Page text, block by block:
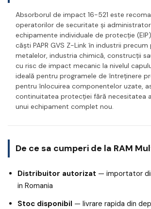
Absorborul de impact 16-521 este
operatorilor de securitate și
echipamente individuale de protecție
căști PAPR GVS Z-Link în industrii precum
metalelor, industria chimică, construcții
cu risc de impact mecanic la nivelul
ideală pentru programele de întreținere
pentru înlocuirea componentelor uzate,
continuitatea protecției fără necesitatea
unui echipament complet nou.
De ce sa cumperi de la RAM
Distribuitor autorizat — importator
in Romania
Stoc disponibil — livrare rapida din